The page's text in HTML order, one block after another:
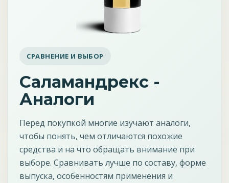
СРАВНЕНИЕ И ВЫБОР
Саламандрекс -
Аналоги
Перед покупкой многие изучают аналоги,
чтобы понять, чем отличаются похожие
средства и на что обращать внимание при
выборе. Сравнивать лучше по составу, форме
выпуска, особенностям применения и